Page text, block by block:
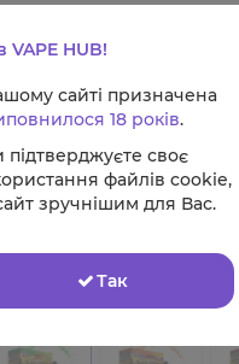
HUB!
сайті призначена
18 років.
своє
файлів cookie,
зручнішим для Вас.
Так